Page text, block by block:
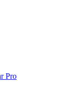
Pro